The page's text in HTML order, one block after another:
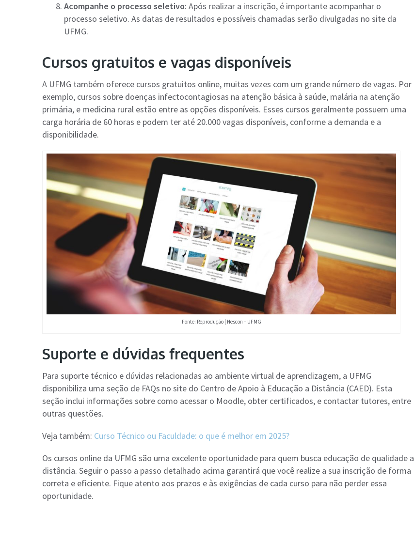
Acompanhe o processo seletivo: Após realizar a inscrição, é importante acompanhar o
processo seletivo. As datas de resultados e possíveis chamadas serão divulgadas no site da
UFMG.
Cursos gratuitos e vagas disponíveis
A UFMG também oferece cursos gratuitos online, muitas vezes com um grande número de vagas. Por
exemplo, cursos sobre doenças infectocontagiosas na atenção básica à saúde, malária na atenção
primária, e medicina rural estão entre as opções disponíveis. Esses cursos geralmente possuem uma
carga horária de 60 horas e podem ter até 20.000 vagas disponíveis, conforme a demanda e a
disponibilidade​​.
Fonte: Reprodução | Nescon – UFMG
Suporte e dúvidas frequentes
Para suporte técnico e dúvidas relacionadas ao ambiente virtual de aprendizagem, a UFMG
disponibiliza uma seção de FAQs no site do Centro de Apoio à Educação a Distância (CAED). Esta
seção inclui informações sobre como acessar o Moodle, obter certificados, e contactar tutores, entre
outras questões​​.
Veja também: Curso Técnico ou Faculdade: o que é melhor em 2025?
Os cursos online da UFMG são uma excelente oportunidade para quem busca educação de qualidade a
distância. Seguir o passo a passo detalhado acima garantirá que você realize a sua inscrição de forma
correta e eficiente. Fique atento aos prazos e às exigências de cada curso para não perder essa
oportunidade.